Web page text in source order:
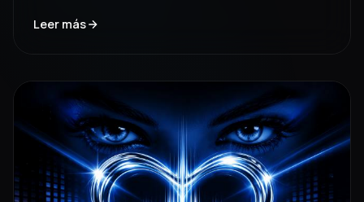
Un must-listen para fans de sonidos audaces y
Leer más